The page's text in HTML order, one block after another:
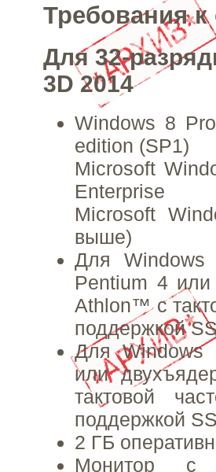
Требования к
Для 32-
3D 2014
Windows 8
edition (SP1)
Microsoft
Enterprise
Microsoft
выше)
Для Windows
Pentium 4
Athlon™ с
поддержкой
Для Windows
или
тактовой
поддержкой
2 ГБ
Монитор с